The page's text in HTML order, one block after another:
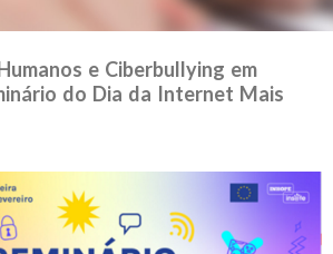
e Ciberbullying em
do Dia da Internet Mais